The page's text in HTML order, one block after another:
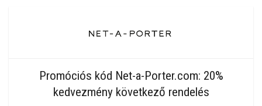
Promóciós kód Net-a-Porter.com: 20%
kedvezmény következő rendelés